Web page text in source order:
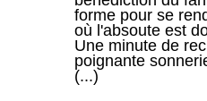
forme pour se
où l'absoute est
Une minute de
poignante
(...)